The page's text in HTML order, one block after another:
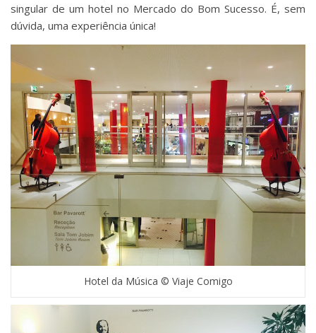
singular de um hotel no Mercado do Bom Sucesso. É, sem
dúvida, uma experiência única!
Hotel da Música © Viaje Comigo